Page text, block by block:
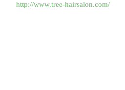
た！ お得で使え
http://www.tree-hairsalon.com/